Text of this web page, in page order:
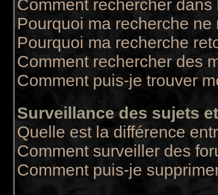
Comment rechercher dans
Pourquoi ma recherche
Pourquoi ma recherche
Comment rechercher des
Comment puis-je trouver
Surveillance des sujets
Quelle est la différence
Comment surveiller des
Comment puis-je